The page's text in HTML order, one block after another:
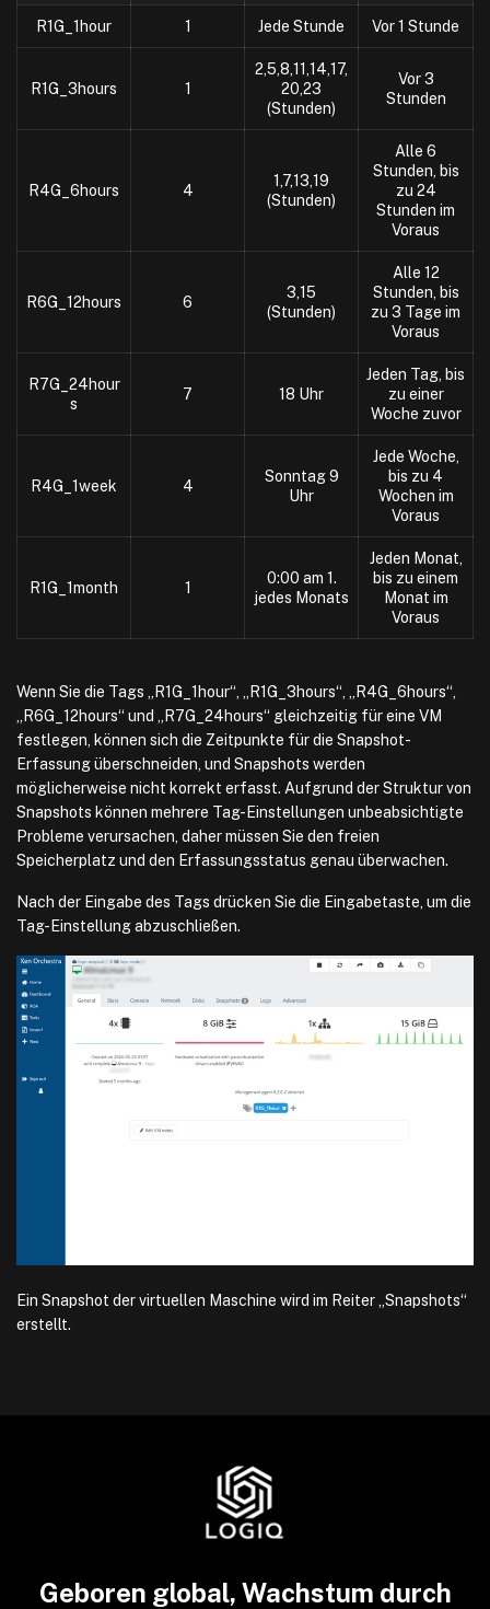
R1G_1hour 1 Jede Stunde Vor 1 Stunde
R1G_3hours 1
2,5,8,11,14,17,
20,23
(Stunden)
Vor 3
Stunden
R4G_6hours 4
1,7,13,19
(Stunden)
Alle 6
Stunden, bis
zu 24
Stunden im
Voraus
R6G_12hours 6
3,15
(Stunden)
Alle 12
Stunden, bis
zu 3 Tage im
Voraus
R7G_24hour
s
7 18 Uhr
Jeden Tag, bis
zu einer
Woche zuvor
R4G_1week 4
Sonntag 9
Uhr
Jede Woche,
bis zu 4
Wochen im
Voraus
R1G_1month 1
0:00 am 1.
jedes Monats
Jeden Monat,
bis zu einem
Monat im
Voraus
Wenn Sie die Tags „R1G_1hour“, „R1G_3hours“, „R4G_6hours“,
„R6G_12hours“ und „R7G_24hours“ gleichzeitig für eine VM
festlegen, können sich die Zeitpunkte für die Snapshot-
Erfassung überschneiden, und Snapshots werden
möglicherweise nicht korrekt erfasst. Aufgrund der Struktur von
Snapshots können mehrere Tag-Einstellungen unbeabsichtigte
Probleme verursachen, daher müssen Sie den freien
Speicherplatz und den Erfassungsstatus genau überwachen.
Nach der Eingabe des Tags drücken Sie die Eingabetaste, um die
Tag-Einstellung abzuschließen.
Ein Snapshot der virtuellen Maschine wird im Reiter „Snapshots“
erstellt.
Geboren global, Wachstum durch